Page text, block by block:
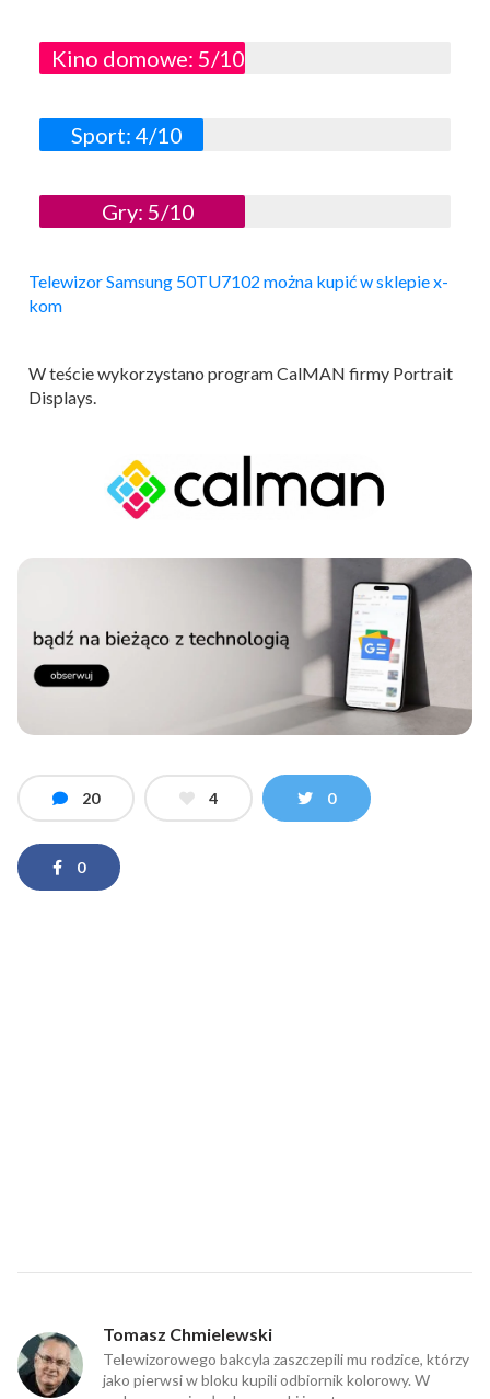
Kino domowe: 5/10
Sport: 4/10
Gry: 5/10
Telewizor Samsung 50TU7102 można kupić w sklepie x-
kom
W teście wykorzystano program CalMAN firmy Portrait
Displays.
20 4 0
0
Tomasz Chmielewski
Telewizorowego bakcyla zaszczepili mu rodzice, którzy
jako pierwsi w bloku kupili odbiornik kolorowy. W